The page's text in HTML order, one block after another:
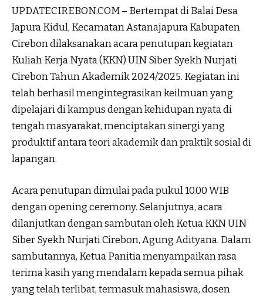
UPDATECIREBON.COM – Bertempat di Balai Desa
Japura Kidul, Kecamatan Astanajapura Kabupaten
Cirebon dilaksanakan acara penutupan kegiatan
Kuliah Kerja Nyata (KKN) UIN Siber Syekh Nurjati
Cirebon Tahun Akademik 2024/2025. Kegiatan ini
telah berhasil mengintegrasikan keilmuan yang
dipelajari di kampus dengan kehidupan nyata di
tengah masyarakat, menciptakan sinergi yang
produktif antara teori akademik dan praktik sosial di
lapangan.
Acara penutupan dimulai pada pukul 10.00 WIB
dengan opening ceremony. Selanjutnya, acara
dilanjutkan dengan sambutan oleh Ketua KKN UIN
Siber Syekh Nurjati Cirebon, Agung Adityana. Dalam
sambutannya, Ketua Panitia menyampaikan rasa
terima kasih yang mendalam kepada semua pihak
yang telah terlibat, termasuk mahasiswa, dosen